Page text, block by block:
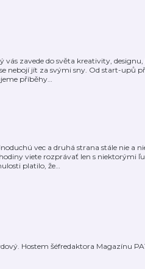
zavede do světa kreativity, designu,
nebojí jít za svými sny. Od start-upů
příběhy…
vec a druhá strana stále nie a
viete rozprávať len s niektorými
platilo, že…
Hostem šéfredaktora Magazínu